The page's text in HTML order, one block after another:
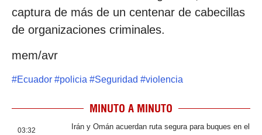
captura de más de un centenar de cabecillas
de organizaciones criminales.
mem/avr
#Ecuador #policia #Seguridad #violencia
MINUTO A MINUTO
03:32
Irán y Omán acuerdan ruta segura para buques en el